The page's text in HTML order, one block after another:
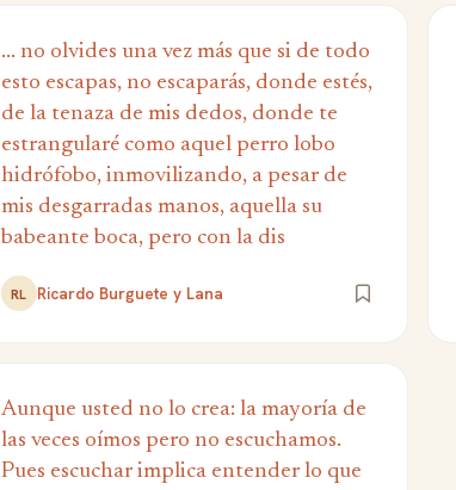
... no olvides una vez más que si de todo
esto escapas, no escaparás, donde estés,
de la tenaza de mis dedos, donde te
estrangularé como aquel perro lobo
hidrófobo, inmovilizando, a pesar de
mis desgarradas manos, aquella su
babeante boca, pero con la dis
RL Ricardo Burguete y Lana
Aunque usted no lo crea: la mayoría de
las veces oímos pero no escuchamos.
Pues escuchar implica entender lo que